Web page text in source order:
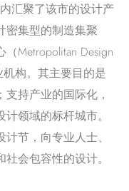
汇聚了该市的设计产
密集型的制造集聚
Metropolitan Design
构。其主要目的是
持产业的国际化，
领域的标杆城市。
节，向专业人士、
会包容性的设计。